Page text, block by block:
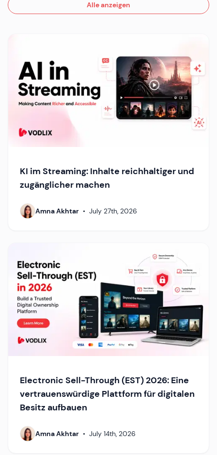
Alle anzeigen
KI im Streaming: Inhalte reichhaltiger und
zugänglicher machen
Amna Akhtar • July 27th, 2026
Electronic Sell-Through (EST) 2026: Eine
vertrauenswürdige Plattform für digitalen
Besitz aufbauen
Amna Akhtar • July 14th, 2026